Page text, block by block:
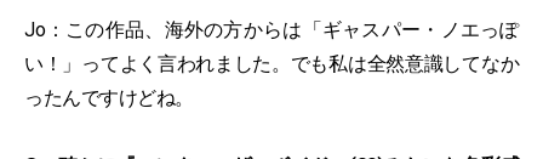
Jo：この作品、海外の方からは「ギャスパー・ノエっぽ
い！」ってよく言われました。でも私は全然意識してなか
ったんですけどね。